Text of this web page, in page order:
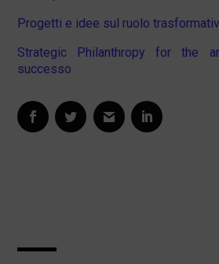
Progetti e idee sul ruolo
Strategic Philanthropy for the
successo